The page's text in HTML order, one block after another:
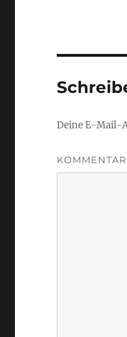
Deine E-Mail-
KOMMENTAR